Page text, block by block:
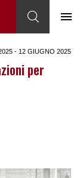
- 12 GIUGNO 2025
per